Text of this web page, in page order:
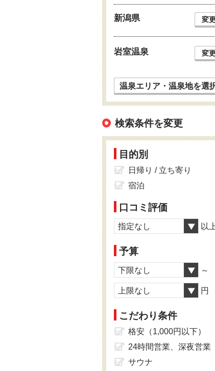
新潟県 変
岩室温泉 変
温泉エリア・温泉地を選
検索条件を変更
目的別
日帰り / 立ち寄り
宿泊
口コミ評価
指定なし 以
予算
下限なし ～
上限なし 円
こだわり条件
格安（1,000円以下）
24時間営業、深夜営業
サウナ